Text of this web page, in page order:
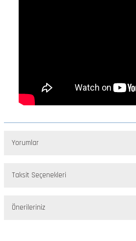
Yorumlar
Taksit Seçenekleri
Önerileriniz